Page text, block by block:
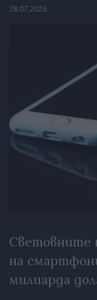
28.07.2026
Световните
на
милиарда